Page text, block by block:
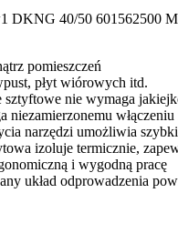
DKNG 40/50 601562500
pomieszczeń
płyt wiórowych itd.
sztyftowe nie wymaga
niezamierzonemu
narzędzi umożliwia
izoluje termicznie,
i wygodną pracę
układ odprowadzenia